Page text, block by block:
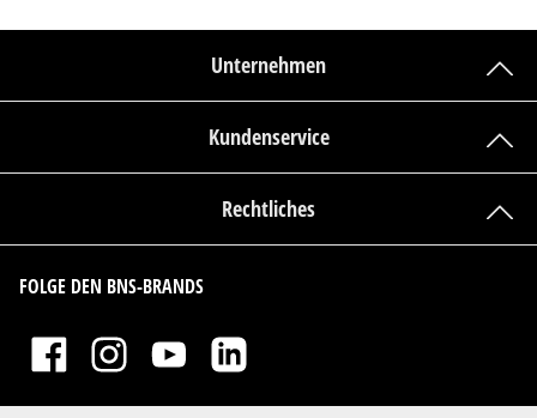
Unternehmen
Kundenservice
Rechtliches
FOLGE DEN BNS-BRANDS